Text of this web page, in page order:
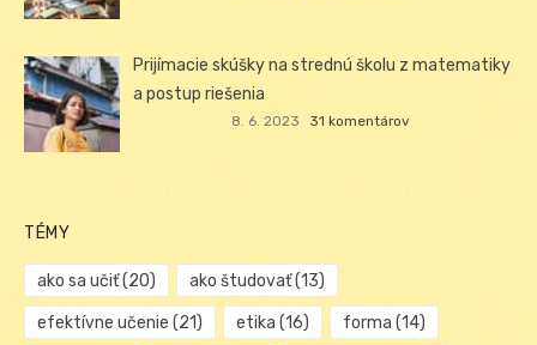
Prijímacie skúšky na strednú školu z matematiky
a postup riešenia
8. 6. 2023 31 komentárov
TÉMY
ako sa učiť(20) ako študovať(13)
efektívne učenie (21) etika (16) forma (14)